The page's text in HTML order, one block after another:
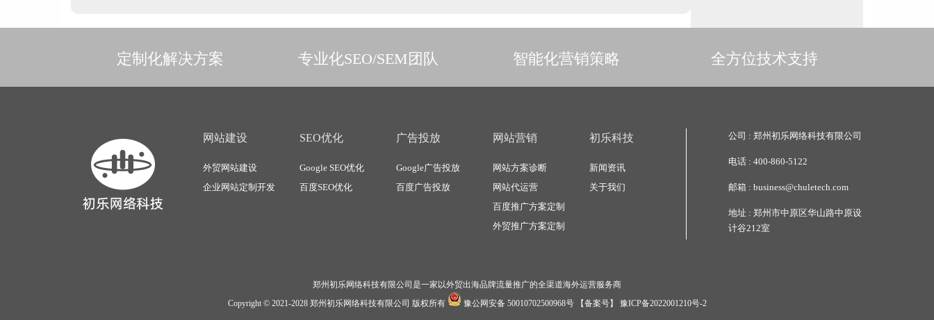
定制化解决方案 专业化SEO/SEM团队 智能化营销策略 全方位技术支持
网站建设
外贸网站建设
企业网站定制开发
SEO优化
Google SEO优化
百度SEO优化
广告投放
Google广告投放
百度广告投放
网站营销
网站方案诊断
网站代运营
百度推广方案定制
外贸推广方案定制
初乐科技
新闻资讯
关于我们
公司 : 郑州初乐网络科技有限公司
电话 : 400-860-5122
邮箱 : business@chuletech.com
地址 : 郑州市中原区华山路中原设
计谷212室
郑州初乐网络科技有限公司是一家以外贸出海品牌流量推广的全渠道海外运营服务商
Copyright © 2021-2028 郑州初乐网络科技有限公司 版权所有 豫公网安备 50010702500968号 【备案号】 豫ICP备2022001210号-2